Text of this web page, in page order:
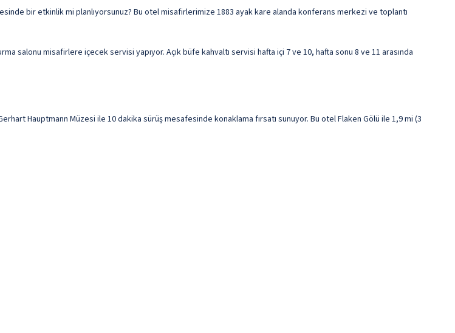
bir etkinlik mi planlıyorsunuz? Bu otel misafirlerimize 1883 ayak kare alanda konferans merkezi ve toplantı
misafirlere içecek servisi yapıyor. Açık büfe kahvaltı servisi hafta içi 7 ve 10, hafta sonu 8 ve 11 arasında
Hauptmann Müzesi ile 10 dakika sürüş mesafesinde konaklama fırsatı sunuyor. Bu otel Flaken Gölü ile 1,9 mi (3